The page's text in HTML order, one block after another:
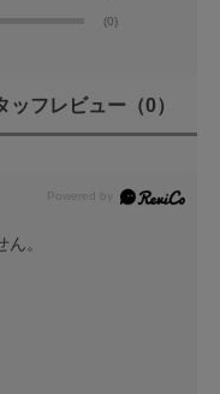
(0)
ッフレビュー （0）
。